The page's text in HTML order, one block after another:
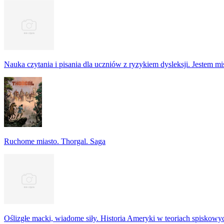
Nauka czytania i pisania dla uczniów z ryzykiem dysleksji. Jestem
Ruchome miasto. Thorgal. Saga
Oślizgłe macki, wiadome siły. Historia Ameryki w teoriach